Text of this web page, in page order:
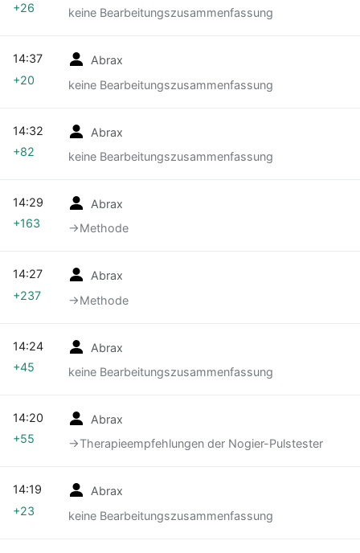
keine Bearbeitungszusammenfassung
+26
Abrax
keine Bearbeitungszusammenfassung
14:37
+20
Abrax
keine Bearbeitungszusammenfassung
14:32
+82
Abrax
→‎Methode
14:29
+163
Abrax
→‎Methode
14:27
+237
Abrax
keine Bearbeitungszusammenfassung
14:24
+45
Abrax
→‎Therapieempfehlungen der Nogier-Pulstester
14:20
+55
Abrax
keine Bearbeitungszusammenfassung
14:19
+23